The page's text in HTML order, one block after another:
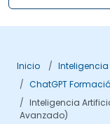
Inicio
ChatGPT
Inteligencia
Avanzado)